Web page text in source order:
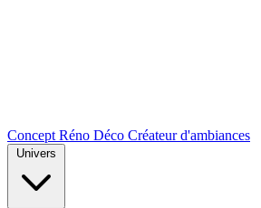
Concept Réno Déco Créateur d'ambiances